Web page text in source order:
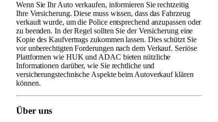
Wenn Sie Ihr Auto verkaufen, informieren Sie rechtzeitig
Ihre Versicherung. Diese muss wissen, dass das Fahrzeug
verkauft wurde, um die Police entsprechend anzupassen oder
zu beenden. In der Regel sollten Sie der Versicherung eine
Kopie des Kaufvertrags zukommen lassen. Dies schützt Sie
vor unberechtigten Forderungen nach dem Verkauf. Seriöse
Plattformen wie HUK und ADAC bieten nützliche
Informationen darüber, wie Sie rechtliche und
versicherungstechnische Aspekte beim Autoverkauf klären
können.
Über uns